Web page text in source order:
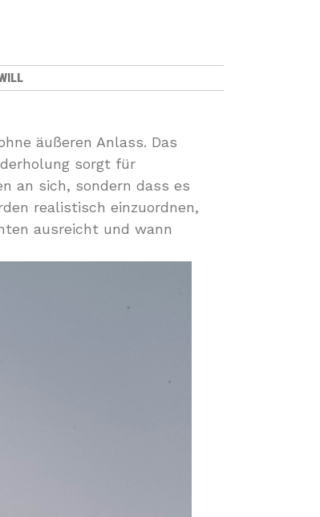
äußeren Anlass. Das
sorgt für
an sich, sondern dass es
realistisch einzuordnen,
ausreicht und wann